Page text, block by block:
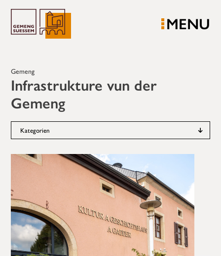
MENU
Gemeng
Infrastrukture vun der
Gemeng
Kategorien